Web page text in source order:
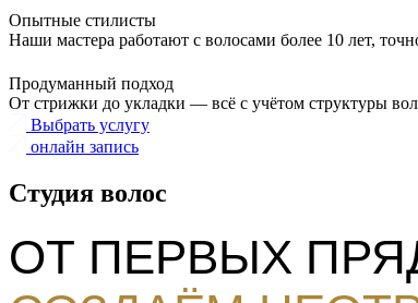
Опытные стилисты
Наши мастера работают с волосами более 10 лет,
Продуманный подход
От стрижки до укладки — всё с учётом структуры
Выбрать услугу
онлайн запись
Студия волос
ОТ ПЕРВЫХ